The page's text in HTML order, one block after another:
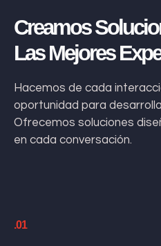
Creamos
Las Mejores
Hacemos de cada
oportunidad para
Ofrecemos soluciones
en cada conversación.
.01